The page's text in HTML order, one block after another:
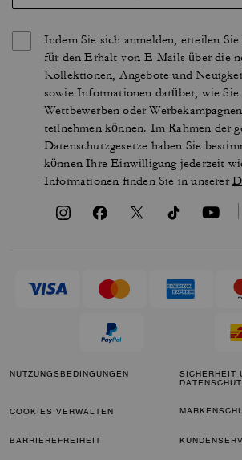
Indem Sie sich anmelden, erteilen
für den Erhalt von E-Mails über die
Kollektionen, Angebote und
sowie Informationen darüber, wie
Wettbewerben oder
teilnehmen können. Im Rahmen der
Datenschutzgesetze haben Sie
können Ihre Einwilligung jederzeit
Informationen finden Sie in unserer
NUTZUNGSBEDINGUNGEN
SICHERHEIT
COOKIES VERWALTEN
BARRIEREFREIHEIT